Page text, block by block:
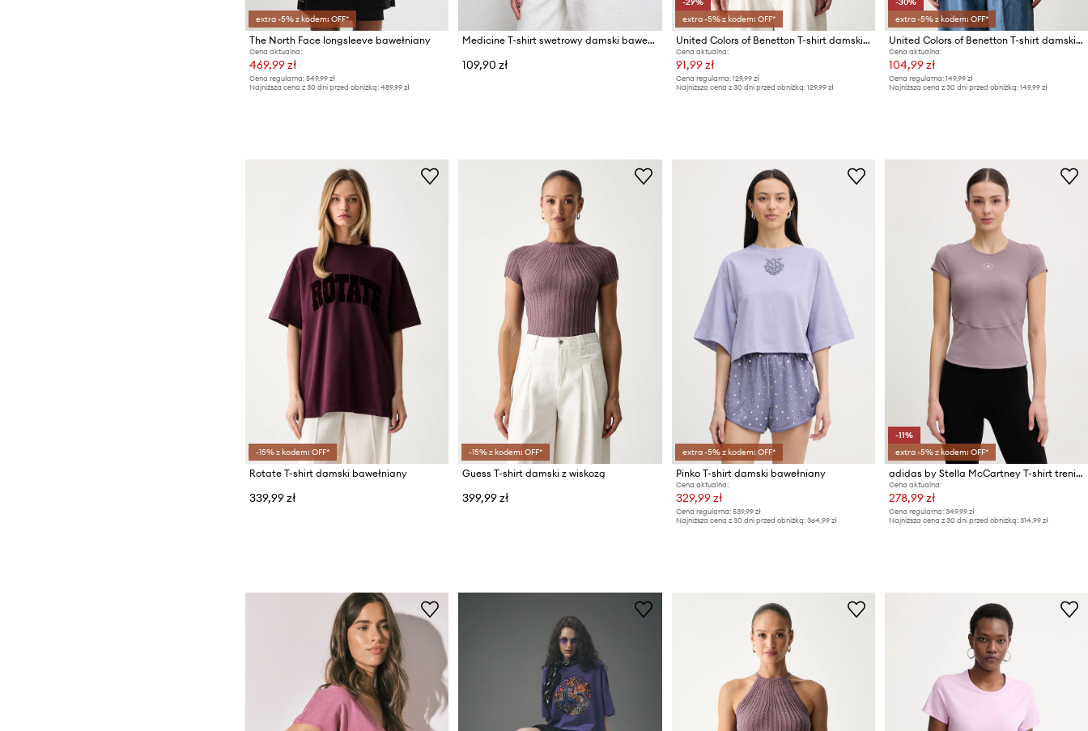
extra -5% z kodem: OFF*
The North Face longsleeve bawełniany
Cena aktualna:
469,99 zł
Cena regularna: 549,99 zł
Najniższa cena z 30 dni przed obniżką: 489,99 zł
Medicine T-shirt swetrowy damski bawełniany
109,90 zł
extra -5% z kodem: OFF*
United Colors of Benetton T-shirt damski bawełniany
Cena aktualna:
91,99 zł
Cena regularna: 129,99 zł
Najniższa cena z 30 dni przed obniżką: 129,99 zł
extra -5% z kodem: OFF*
United Colors of Benetton T-shirt damski z dodatkiem lnu
Cena aktualna:
104,99 zł
Cena regularna: 149,99 zł
Najniższa cena z 30 dni przed obniżką: 149,99 zł
-15% z kodem: OFF*
Rotate T-shirt damski bawełniany
339,99 zł
-15% z kodem: OFF*
Guess T-shirt damski z wiskozą
399,99 zł
extra -5% z kodem: OFF*
Pinko T-shirt damski bawełniany
Cena aktualna:
329,99 zł
Cena regularna: 539,99 zł
Najniższa cena z 30 dni przed obniżką: 364,99 zł
-11%
extra -5% z kodem: OFF*
adidas by Stella McCartney T-shirt treningowy damski
Cena aktualna:
278,99 zł
Cena regularna: 349,99 zł
Najniższa cena z 30 dni przed obniżką: 314,99 zł